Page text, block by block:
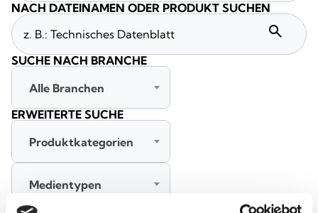
NACH DATEINAMEN ODER PRODUKT SUCHEN
search
SUCHE NACH BRANCHE
Alle Branchen
ERWEITERTE SUCHE
Produktkategorien
Medientypen